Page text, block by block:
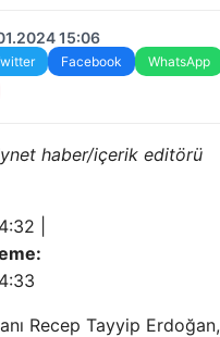
15:06
Facebook WhatsApp
haber/içerik editörü
|
Recep Tayyip